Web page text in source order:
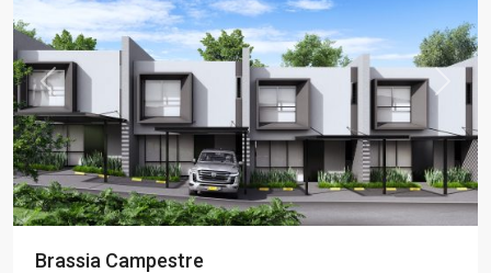
Previous
Brassia Campestre